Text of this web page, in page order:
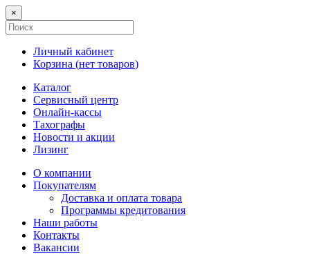
×
Личный кабинет
Корзина (нет товаров)
Каталог
Сервисный центр
Онлайн-кассы
Тахографы
Новости и акции
Лизинг
О компании
Покупателям
Доставка и оплата товара
Программы кредитования
Наши работы
Контакты
Вакансии